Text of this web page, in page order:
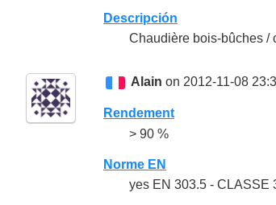
Descripción
Chaudière bois-bûches /
Alain on 2012-11-08
Rendement
> 90 %
Norme EN
yes EN 303.5 - CLASSE